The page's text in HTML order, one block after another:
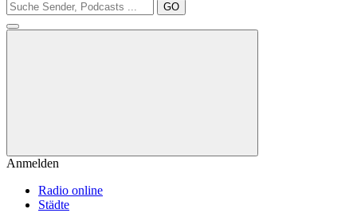
GO
Anmelden
Radio online
Städte